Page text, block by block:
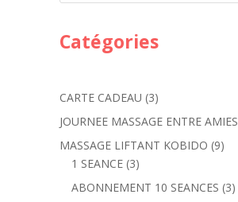
Catégories
CARTE CADEAU 33
produits
JOURNEE MASSAGE ENTRE AMIES
MASSAGE LIFTANT KOBIDO 99
1 SEANCE 33
produits
ABONNEMENT 10 SEANCES 33